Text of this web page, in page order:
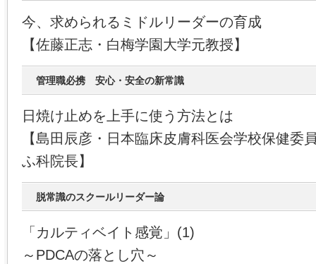
今、求められるミドルリーダーの育成
【佐藤正志・白梅学園大学元教授】
管理職必携 安心・安全の新常識
日焼け止めを上手に使う方法とは
【島田辰彦・日本臨床皮膚科医会学校保健委
ふ科院長】
脱常識のスクールリーダー論
「カルティベイト感覚」(1)
～PDCAの落とし穴～